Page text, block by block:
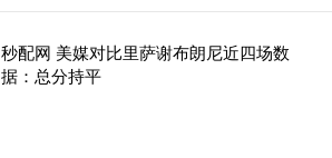
秒配网 美媒对比里萨谢布朗尼近四场数
据：总分持平